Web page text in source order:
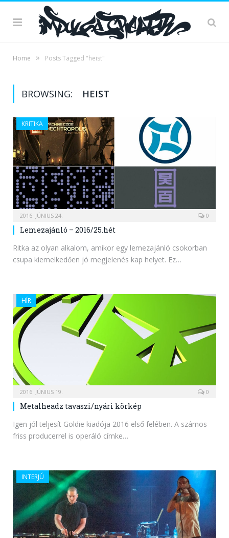
Home » Posts Tagged "heist"
BROWSING: HEIST
KRITIKA
2016. JÚNIUS 24. 0
Lemezajánló – 2016/25.hét
Ritka az olyan alkalom, amikor egy lemezajánló csokorban
csupa kiemelkedően jó megjelenés kap helyet. Ez…
HÍR
2016. JÚNIUS 19. 0
Metalheadz tavaszi/nyári körkép
Igen jól teljesít Goldie kiadója 2016 első felében. A számos
friss producerrel is operáló címke…
INTERJÚ